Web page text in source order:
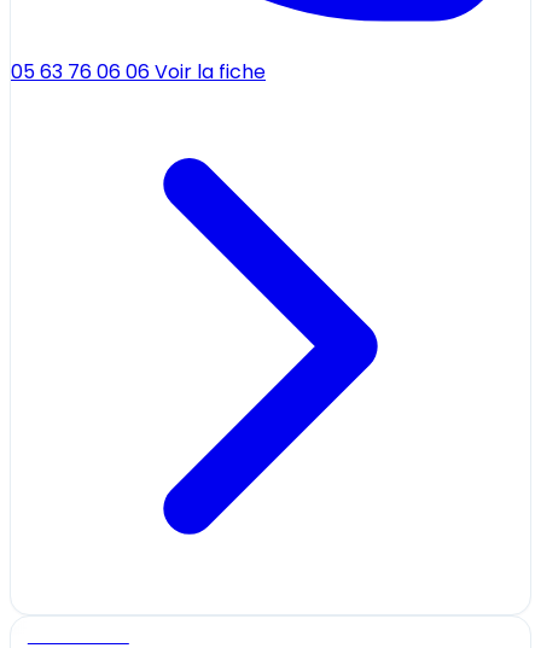
05 63 76 06 06Voir la fiche